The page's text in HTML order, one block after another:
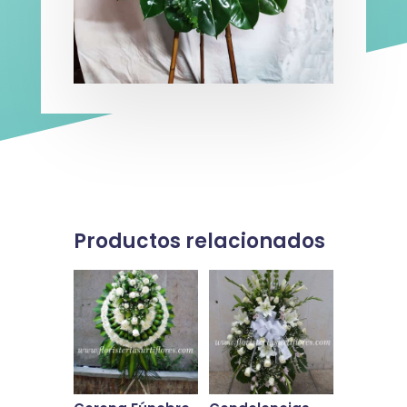
Productos relacionados